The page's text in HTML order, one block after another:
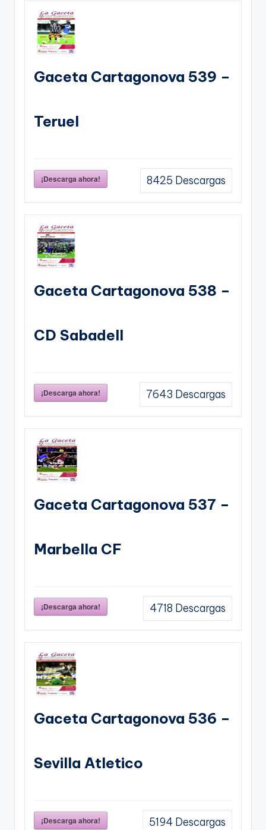
Gaceta Cartagonova 539 –
Teruel
¡Descarga ahora! 8425 Descargas
Gaceta Cartagonova 538 –
CD Sabadell
¡Descarga ahora! 7643 Descargas
Gaceta Cartagonova 537 –
Marbella CF
¡Descarga ahora! 4718 Descargas
Gaceta Cartagonova 536 –
Sevilla Atletico
¡Descarga ahora! 5194 Descargas